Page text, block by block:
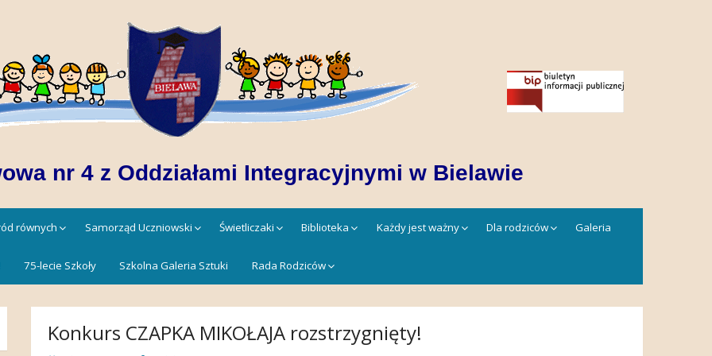
nr 4 z Oddziałami Integracyjnymi w Bielawie
równych Samorząd Uczniowski Świetliczaki Biblioteka Każdy jest ważny Dla rodziców Galeria
75-lecie Szkoły Szkolna Galeria Sztuki Rada Rodziców
Konkurs CZAPKA MIKOŁAJA rozstrzygnięty!